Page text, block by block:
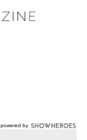
powered by